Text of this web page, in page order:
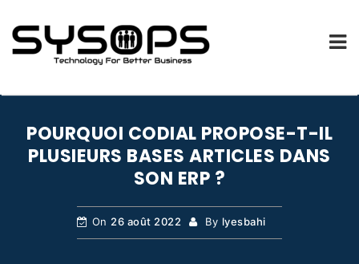
contentPOURQUOI CODIAL PROPOSE-T-IL
PLUSIEURS BASES ARTICLES DANS
SON ERP ?
On 26 août 2022 By lyesbahi